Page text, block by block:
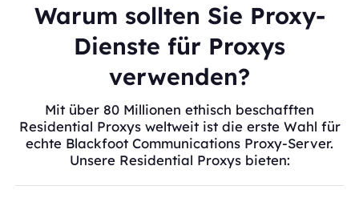
Warum sollten Sie Proxy-
Dienste für Proxys
verwenden?
Mit über 80 Millionen ethisch beschafften
Residential Proxys weltweit ist die erste Wahl für
echte Blackfoot Communications Proxy-Server.
Unsere Residential Proxys bieten: